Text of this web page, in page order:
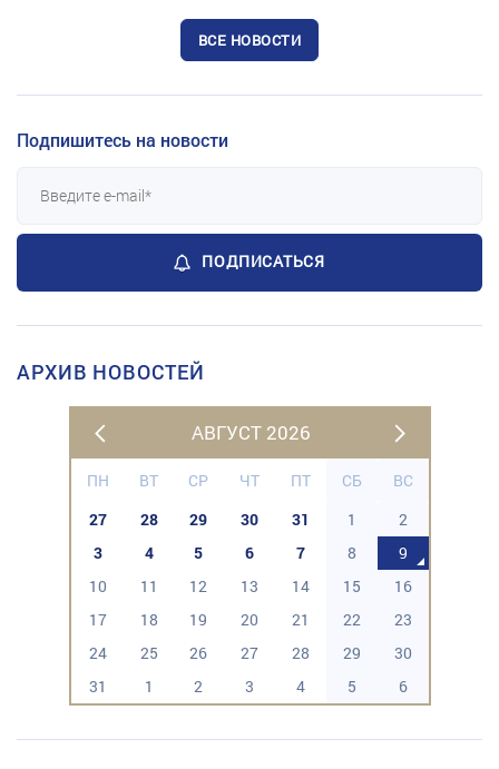
ВСЕ НОВОСТИ
Подпишитесь на новости
ПОДПИСАТЬСЯ
АРХИВ НОВОСТЕЙ
АВГУСТ 2026
ПН ВТ СР ЧТ ПТ СБ
ВС
27
28 29 30 31 1
2
3
4 5 6 7 8
9
10
11 12 13 14 15
16
17
18 19 20 21 22
23
24
25 26 27 28 29
30
31
1 2 3 4 5 6